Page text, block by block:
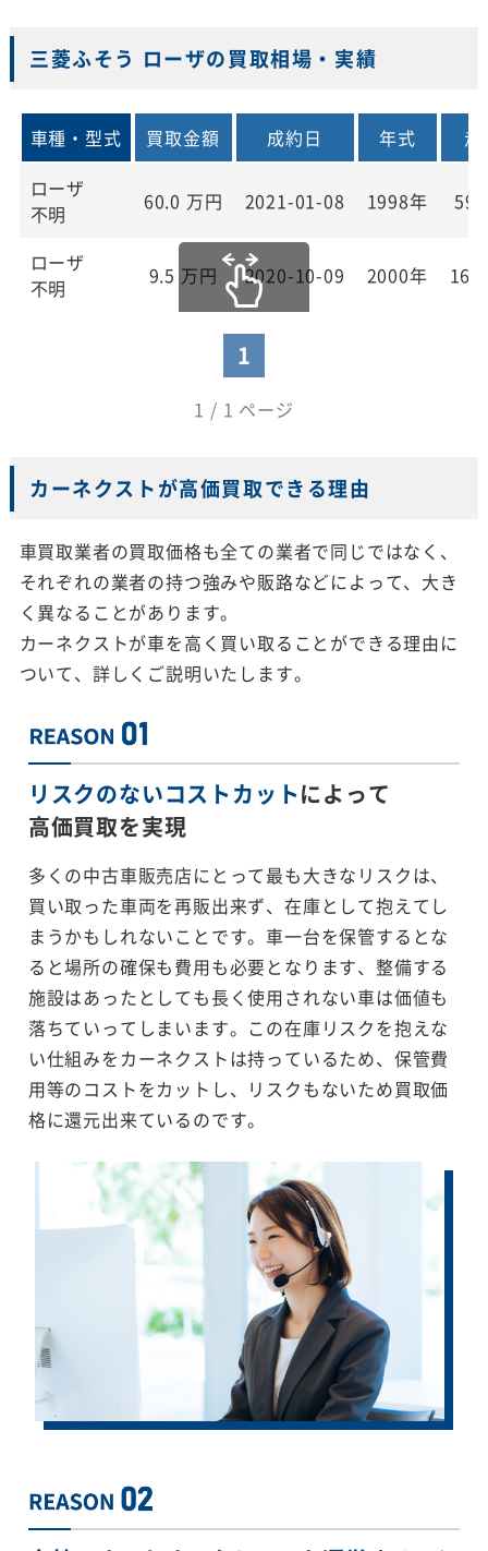
三菱ふそう ローザの買取相場・実績
車種・型式 買取金額 成約日 年式
走
ローザ
不明
60.0 万円 2021-01-08 1998年
ローザ
不明
9.5 万円 2020-10-09 2000年
1
1 / 1 ページ
カーネクストが高価買取できる理由
車買取業者の買取価格も全ての業者で同じではなく、
それぞれの業者の持つ強みや販路などによって、大き
く異なることがあります。
カーネクストが車を高く買い取ることができる理由に
ついて、詳しくご説明いたします。
リスクのないコストカットによって
高価買取を実現
多くの中古車販売店にとって最も大きなリスクは、
買い取った車両を再販出来ず、在庫として抱えてし
まうかもしれないことです。車一台を保管するとな
ると場所の確保も費用も必要となります、整備する
施設はあったとしても長く使用されない車は価値も
落ちていってしまいます。この在庫リスクを抱えな
い仕組みをカーネクストは持っているため、保管費
用等のコストをカットし、リスクもないため買取価
格に還元出来ているのです。